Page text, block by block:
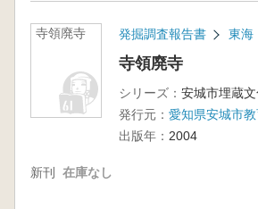
寺領廃寺 発掘調査報告書 東海
寺領廃寺
シリーズ：
発行元： 愛知県安城市
出版年： 2004
新刊 在庫なし